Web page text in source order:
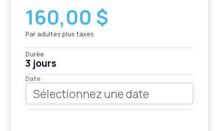
160,00 $
Par adultes plus taxes
Durée
3 jours
Date